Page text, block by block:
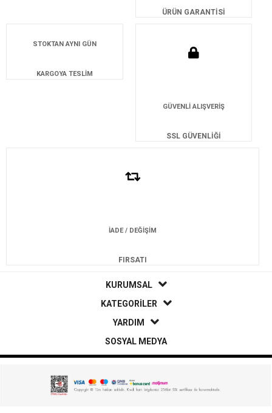
ÜRÜN GARANTİSİ
STOKTAN AYNI GÜN
KARGOYA TESLİM
GÜVENLİ ALIŞVERİŞ
SSL GÜVENLİĞİ
İADE / DEĞİŞİM
FIRSATI
KURUMSAL
KATEGORİLER
YARDIM
SOSYAL MEDYA